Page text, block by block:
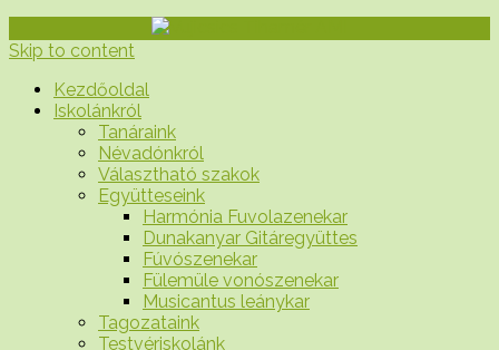
Skip to content
Kezdőoldal
Iskolánkról
Tanáraink
Névadónkról
Választható szakok
Együtteseink
Harmónia Fuvolazenekar
Dunakanyar Gitáregyüttes
Fúvószenekar
Fülemüle vonószenekar
Musicantus leánykar
Tagozataink
Testvériskolánk